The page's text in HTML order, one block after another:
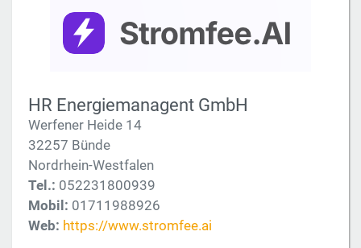
HR Energiemanagent GmbH
Werfener Heide 14
32257 Bünde
Nordrhein-Westfalen
Tel.: 052231800939
Mobil: 01711988926
Web: https://www.stromfee.ai